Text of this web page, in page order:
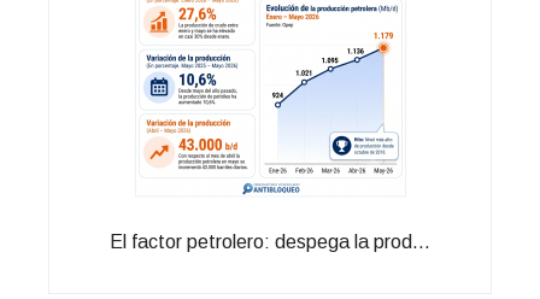
El factor petrolero: despega la prod...